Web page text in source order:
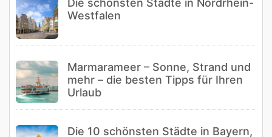
Die schönsten Städte in Nordrhein-
Westfalen
Marmarameer – Sonne, Strand und
mehr – die besten Tipps für Ihren
Urlaub
Die 10 schönsten Städte in Bayern,